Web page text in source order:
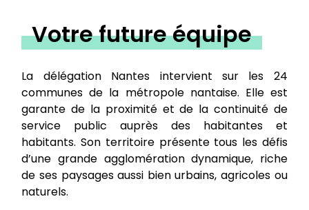
Votre future équipe
La délégation Nantes intervient sur les 24
communes de la métropole nantaise. Elle est
garante de la proximité et de la continuité de
service public auprès des habitantes et
habitants. Son territoire présente tous les défis
d’une grande agglomération dynamique, riche
de ses paysages aussi bien urbains, agricoles ou
naturels.